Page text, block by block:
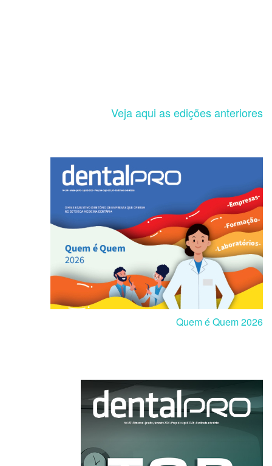
Veja aqui as edições anteriores
Quem é Quem 2026